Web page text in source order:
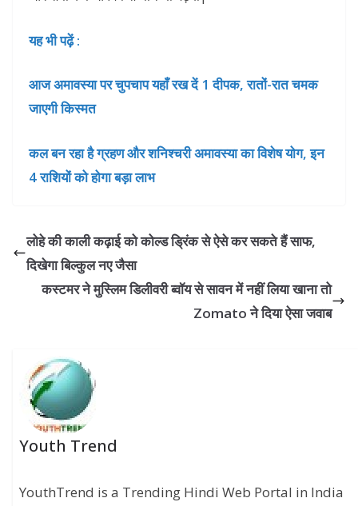
यह भी पढ़ें :
आज अमावस्या पर चुपचाप यहाँ रख दें 1 दीपक, रातों-रात चमक
जाएगी किस्मत
कल बन रहा है ग्रहण और शनिश्चरी अमावस्या का विशेष योग, इन
4 राशियों को होगा बड़ा लाभ
लोहे की काली कढ़ाई को कोल्ड ड्रिंक से ऐसे कर सकते हैं साफ,
दिखेगा बिल्कुल नए जैसा
कस्टमर ने मुस्लिम डिलीवरी ब्वॉय से सावन में नहीं लिया खाना तो
Zomato ने दिया ऐसा जवाब
Youth Trend
YouthTrend is a Trending Hindi Web Portal in India